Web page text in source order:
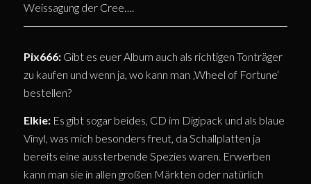
Weissagung der Cree….
Pix666: Gibt es euer Album auch als richtigen Tonträger
zu kaufen und wenn ja, wo kann man ‚Wheel of Fortune‘
bestellen?
Elkie: Es gibt sogar beides, CD im Digipack und als blaue
Vinyl, was mich besonders freut, da Schallplatten ja
bereits eine aussterbende Spezies waren. Erwerben
kann man sie in allen großen Märkten oder natürlich